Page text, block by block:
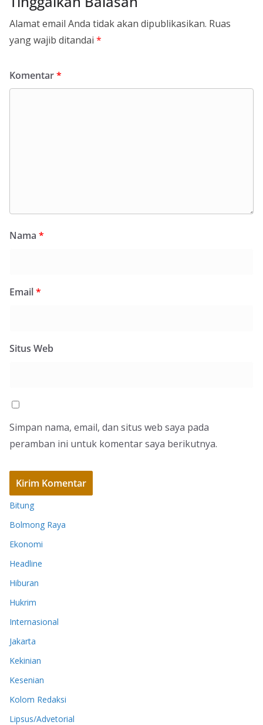
Alamat email Anda tidak akan dipublikasikan. Ruas
yang wajib ditandai *
Komentar*
Nama *
Email*
Situs Web
Simpan nama, email, dan situs web saya pada
peramban ini untuk komentar saya berikutnya.
Bitung
Bolmong Raya
Ekonomi
Headline
Hiburan
Hukrim
Internasional
Jakarta
Kekinian
Kesenian
Kolom Redaksi
Lipsus/Advetorial